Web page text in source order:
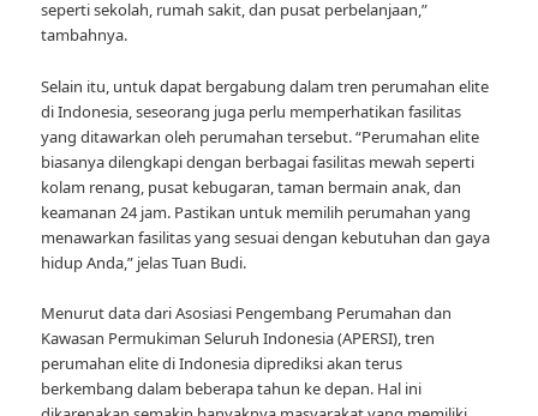
seperti sekolah, rumah sakit, dan pusat perbelanjaan,”
tambahnya.
Selain itu, untuk dapat bergabung dalam tren perumahan elite
di Indonesia, seseorang juga perlu memperhatikan fasilitas
yang ditawarkan oleh perumahan tersebut. “Perumahan elite
biasanya dilengkapi dengan berbagai fasilitas mewah seperti
kolam renang, pusat kebugaran, taman bermain anak, dan
keamanan 24 jam. Pastikan untuk memilih perumahan yang
menawarkan fasilitas yang sesuai dengan kebutuhan dan gaya
hidup Anda,” jelas Tuan Budi.
Menurut data dari Asosiasi Pengembang Perumahan dan
Kawasan Permukiman Seluruh Indonesia (APERSI), tren
perumahan elite di Indonesia diprediksi akan terus
berkembang dalam beberapa tahun ke depan. Hal ini